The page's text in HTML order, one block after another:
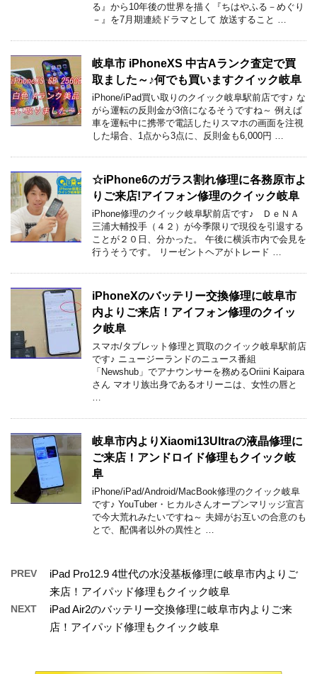
る』から10年後の世界を描く『ちはやふる－めぐり
－』を7月期連続ドラマとして 放送すること …
岐阜市 iPhoneXS 中古Aランク査定で買
取ました～♪何でも買いますクイック岐阜
iPhone/iPad買い取りのクイック岐阜駅前店です♪ な
がら運転の反則金が3倍になるそうですね～ 例えば
車を運転中に携帯で電話したりスマホの画面を注視
した場合、1点から3点に、反則金も6,000円 …
☆iPhone6のガラス割れ修理に各務原市よ
りご来店!アイフォン修理のクイック岐阜
iPhone修理のクイック岐阜駅前店です♪ ＤｅＮＡ
三浦大輔投手（４２）が今季限りで現役を引退する
ことが２０日、分かった。 午後に横浜市内で会見を
行うそうです。 リーゼントヘアがトレード …
iPhoneXのバッテリー交換修理に岐阜市
内よりご来店！アイフォン修理のクイッ
ク岐阜
スマホ/タブレット修理と買取のクイック岐阜駅前店
です♪ ニュージーランドのニュース番組
「Newshub」でアナウンサーを務めるOriini Kaipara
さん マオリ族出身であるオリーニは、女性の唇と
岐阜市内よりXiaomi13Ultraの液晶修理に
ご来店！アンドロイド修理もクイック岐
阜
iPhone/iPad/Android/MacBook修理のクイック岐阜
です♪ YouTuber・ヒカルさんオープンマリッジ宣言
で今大荒れみたいですね～ 夫婦がお互いの合意のも
とで、配偶者以外の異性と …
PREV
iPad Pro12.9 4世代の水没基板修理に岐阜市内よりご
来店！アイパッド修理もクイック岐阜
NEXT
iPad Air2のバッテリー交換修理に岐阜市内よりご来
店！アイパッド修理もクイック岐阜